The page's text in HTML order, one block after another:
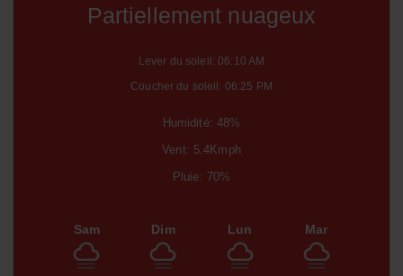
Partiellement nuageux
Lever du soleil: 06:10 AM
Coucher du soleil: 06:25 PM
Humidité: 48%
Vent: 5.4Kmph
Pluie: 70%
Sam Dim Lun Mar